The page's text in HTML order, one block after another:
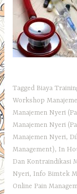
Tagged Biaya
Workshop
Manajemen Nyeri
Manajemen Nyeri
Manajemen Nyeri,
Management), In
Dan Kontraindikasi
Nyeri, Info Bimtek
Online Pain